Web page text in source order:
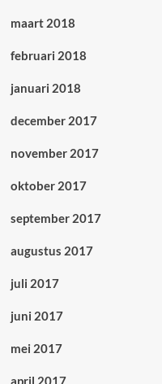
maart 2018
februari 2018
januari 2018
december 2017
november 2017
oktober 2017
september 2017
augustus 2017
juli 2017
juni 2017
mei 2017